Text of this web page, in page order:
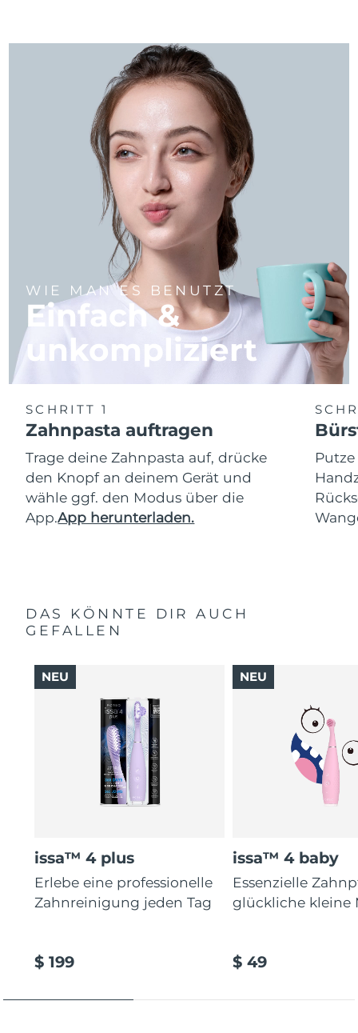
WIE MAN ES BENUTZT
Einfach &
unkompliziert
SCHRITT 1
Zahnpasta auftragen
Trage deine Zahnpasta auf, drücke
den Knopf an deinem Gerät und
wähle ggf. den Modus über die
App.App herunterladen.
DAS KÖNNTE DIR AUCH
GEFALLEN
issa™ 4 plus
Erlebe eine professionelle
Zahnreinigung jeden Tag
$ 199
NEU
issa™ 4 baby
Essenzielle
glückliche kleine
$ 49
NEU